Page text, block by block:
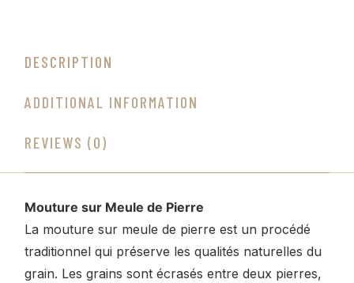
DESCRIPTION
ADDITIONAL INFORMATION
REVIEWS (0)
Mouture sur Meule de Pierre
La mouture sur meule de pierre est un procédé
traditionnel qui préserve les qualités naturelles du
grain. Les grains sont écrasés entre deux pierres,